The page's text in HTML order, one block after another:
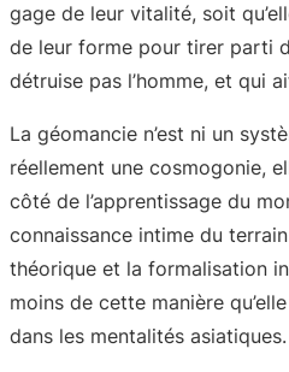
gage de leur vitalité, soit
de leur forme pour tirer parti
détruise pas l’homme, et qui
La géomancie n’est ni un
réellement une cosmogonie,
côté de l’apprentissage du
connaissance intime du
théorique et la formalisation
moins de cette manière
dans les mentalités asiatiques.